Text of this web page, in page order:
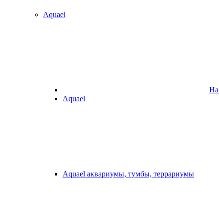
Aquael
Aquael
Aquael аквариумы, тумбы, террариумы